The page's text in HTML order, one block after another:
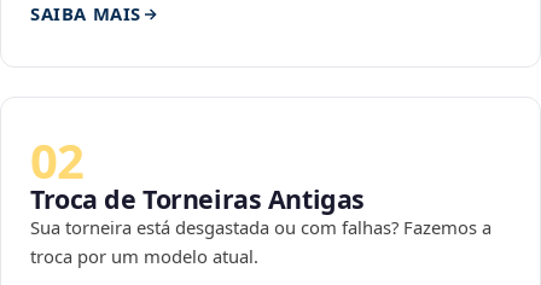
SAIBA MAIS
02
Troca de Torneiras Antigas
Sua torneira está desgastada ou com falhas? Fazemos a
troca por um modelo atual.